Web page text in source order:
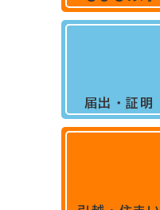
届出・証明